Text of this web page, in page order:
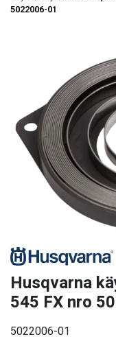
5022006-01
Husqvarna
545 FX nro
5022006-01